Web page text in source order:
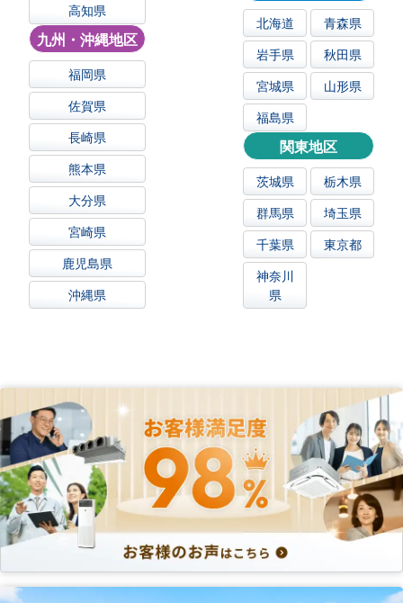
北海道
青森県
岩手県
秋田県
宮城県
山形県
福島県
関東地区
茨城県
栃木県
群馬県
埼玉県
千葉県
東京都
神奈川
県
高知県
九州・沖縄地区
福岡県
佐賀県
長崎県
熊本県
大分県
宮崎県
鹿児島県
沖縄県